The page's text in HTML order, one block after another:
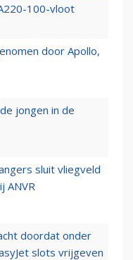
100-vloot
door Apollo,
jongen in de
sluit vliegveld
ANVR
doordat onder
slots vrijgeven